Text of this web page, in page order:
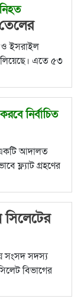
নিহত
ও ইসরাইল
এতে ৫৩
নির্বাচিত
একটি আদালত
ফ্ল্যাট গ্রহণের
সংসদ সদস্য
বিভাগের